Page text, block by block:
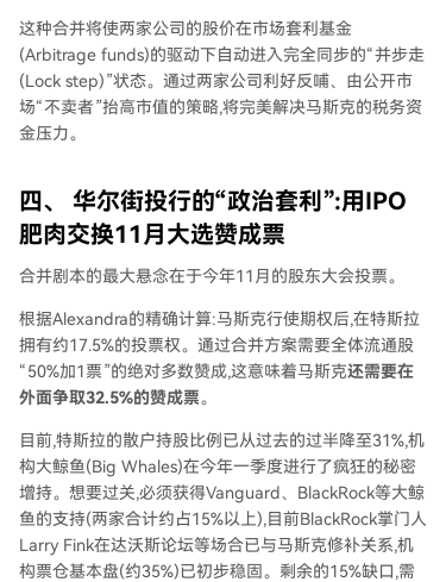
这种合并将使两家公司的股价在市场套利基金
(Arbitrage funds)的驱动下自动进入完全同步的“并步走
(Lock step)”状态。通过两家公司利好反哺、由公开市
场“不卖者”抬高市值的策略,将完美解决马斯克的税务资
金压力。
四、 华尔街投行的“政治套利”:用IPO
肥肉交换11月大选赞成票
合并剧本的最大悬念在于今年11月的股东大会投票。
根据Alexandra的精确计算:马斯克行使期权后,在特斯拉
拥有约17.5%的投票权。通过合并方案需要全体流通股
“50%加1票”的绝对多数赞成,这意味着马斯克还需要在
外面争取32.5%的赞成票。
目前,特斯拉的散户持股比例已从过去的过半降至31%,机
构大鲸鱼(Big Whales)在今年一季度进行了疯狂的秘密
增持。想要过关,必须获得Vanguard、BlackRock等大鲸
鱼的支持(两家合计约占15%以上),目前BlackRock掌门人
Larry Fink在达沃斯论坛等场合已与马斯克修补关系,机
构票仓基本盘(约35%)已初步稳固。剩余的15%缺口,需